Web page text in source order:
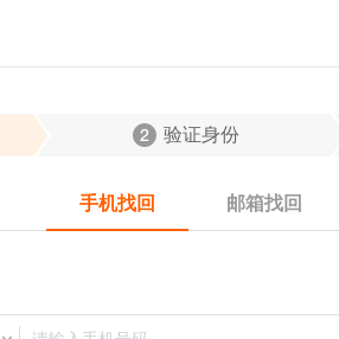
验证身份
手机找回 邮箱找回